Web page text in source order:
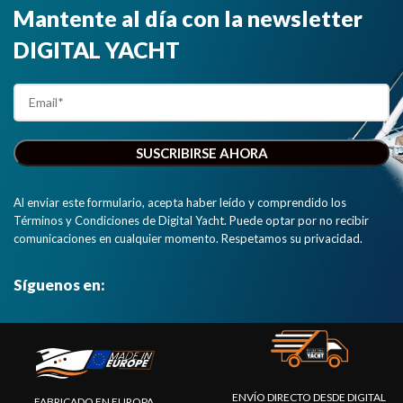
Mantente al día con la newsletter
DIGITAL YACHT
Al enviar este formulario, acepta haber leído y comprendido los
Términos y Condiciones de Digital Yacht. Puede optar por no recibir
comunicaciones en cualquier momento. Respetamos su privacidad.
Síguenos en:
ENVÍO DIRECTO DESDE DIGITAL